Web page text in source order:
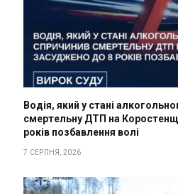
Водія, який у стані
смертельну ДТП на
років позбавлення волі
7 СЕРПНЯ, 2026